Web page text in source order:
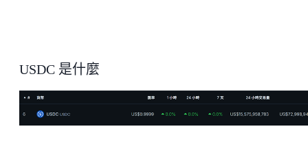
USDC 是什麼